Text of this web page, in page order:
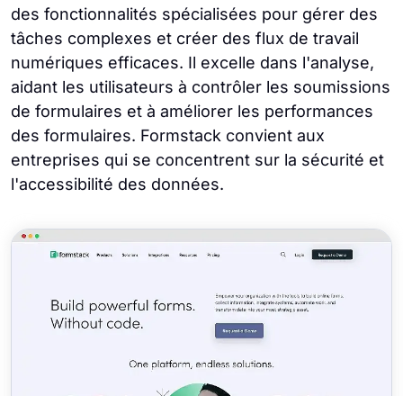
des fonctionnalités spécialisées pour gérer des
tâches complexes et créer des flux de travail
numériques efficaces. Il excelle dans l'analyse,
aidant les utilisateurs à contrôler les soumissions
de formulaires et à améliorer les performances
des formulaires. Formstack convient aux
entreprises qui se concentrent sur la sécurité et
l'accessibilité des données.